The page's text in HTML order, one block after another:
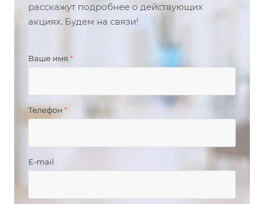
расскажут подробнее о действующих
акциях. Будем на связи!
Ваше имя *
Телефон *
E-mail